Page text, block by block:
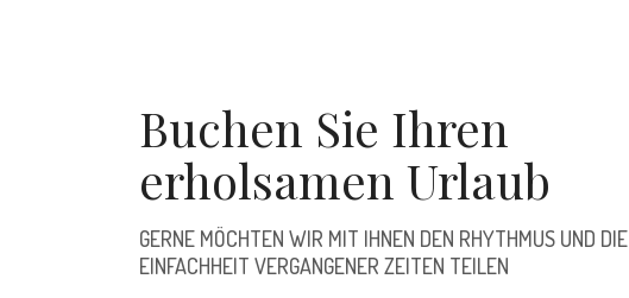
Buchen Sie Ihren
erholsamen Urlaub
GERNE MÖCHTEN WIR MIT IHNEN DEN RHYTHMUS UND DIE
EINFACHHEIT VERGANGENER ZEITEN TEILEN